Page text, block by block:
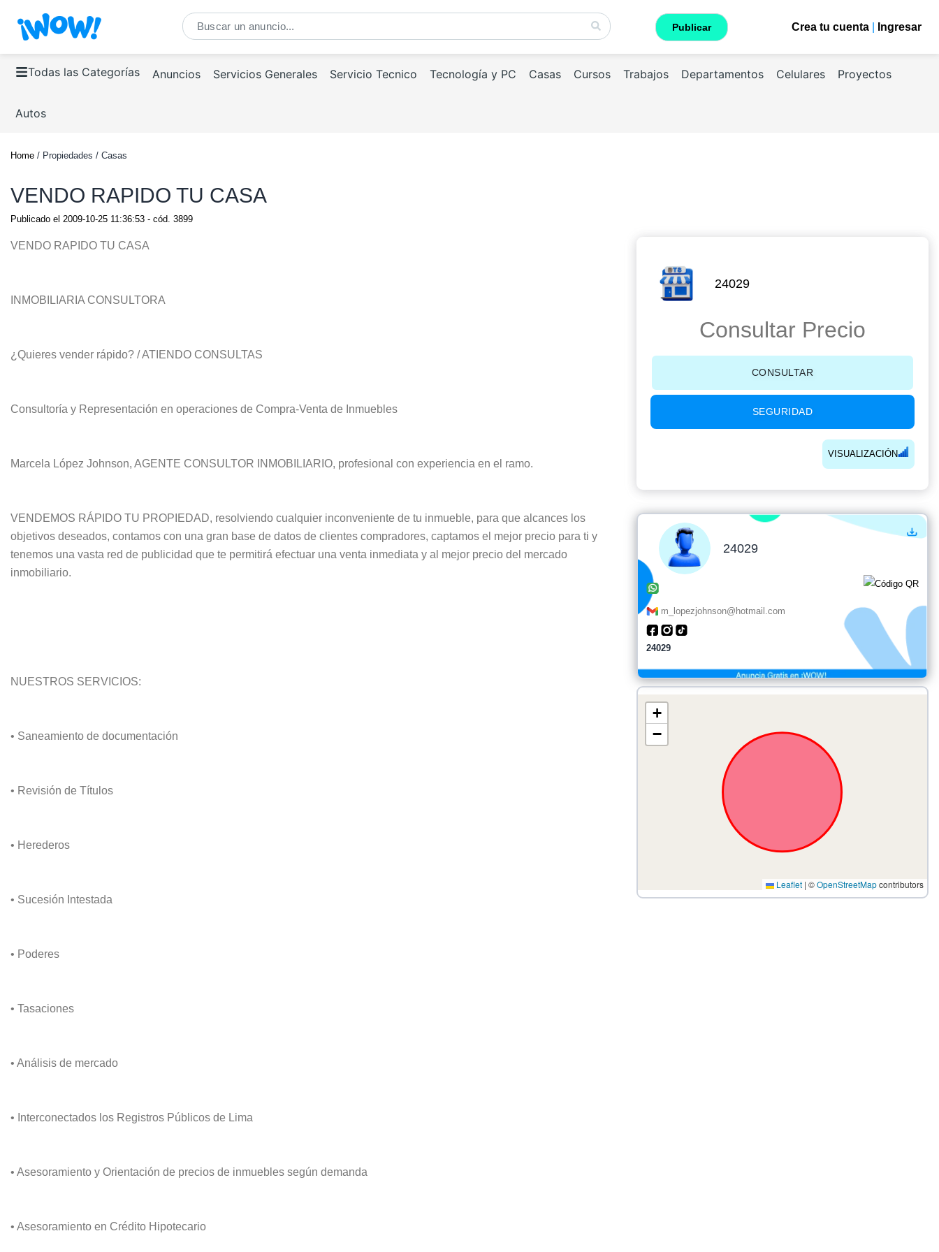
Publicar Crea tu cuenta| Ingresar
Todas las Categorías Anuncios Servicios Generales Servicio Tecnico Tecnología y PC Casas Cursos Trabajos Departamentos Celulares Proyectos
Autos
Home / Propiedades / Casas
VENDO RAPIDO TU CASA
Publicado el 2009-10-25 11:36:53 - cód. 3899
VENDO RAPIDO TU CASA
INMOBILIARIA CONSULTORA
¿Quieres vender rápido? / ATIENDO CONSULTAS
Consultoría y Representación en operaciones de Compra-Venta de Inmuebles
Marcela López Johnson, AGENTE CONSULTOR INMOBILIARIO, profesional con experiencia en el ramo.
VENDEMOS RÁPIDO TU PROPIEDAD, resolviendo cualquier inconveniente de tu inmueble, para que alcances los
objetivos deseados, contamos con una gran base de datos de clientes compradores, captamos el mejor precio para ti y
tenemos una vasta red de publicidad que te permitirá efectuar una venta inmediata y al mejor precio del mercado
inmobiliario.
NUESTROS SERVICIOS:
• Saneamiento de documentación
• Revisión de Títulos
• Herederos
• Sucesión Intestada
• Poderes
• Tasaciones
• Análisis de mercado
• Interconectados los Registros Públicos de Lima
• Asesoramiento y Orientación de precios de inmuebles según demanda
• Asesoramiento en Crédito Hipotecario
24029
Consultar Precio
CONSULTAR
SEGURIDAD
VISUALIZACIÓN
24029
m_lopezjohnson@hotmail.com
24029
+
−
Leaflet | ©OpenStreetMapcontributors